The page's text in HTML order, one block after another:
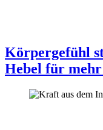
Körpergefühl
Hebel für